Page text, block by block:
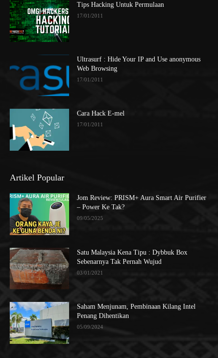
Tips Hacking Untuk Permulaan
17/01/2011
Ultrasurf : Hide Your IP and Use anonymous
Web Browsing
17/01/2011
Cara Hack E-mel
17/01/2011
Artikel Popular
Jom Review: PRISM+ Aura Smart Air Purifier
– Power Ke Tak?
09/05/2025
Satu Malaysia Kena Tipu : Dybbuk Box
Sebenarnya Tak Pernah Wujud
03/01/2021
Saham Menjunam, Pembinaan Kilang Intel
Penang Dihentikan
05/09/2024